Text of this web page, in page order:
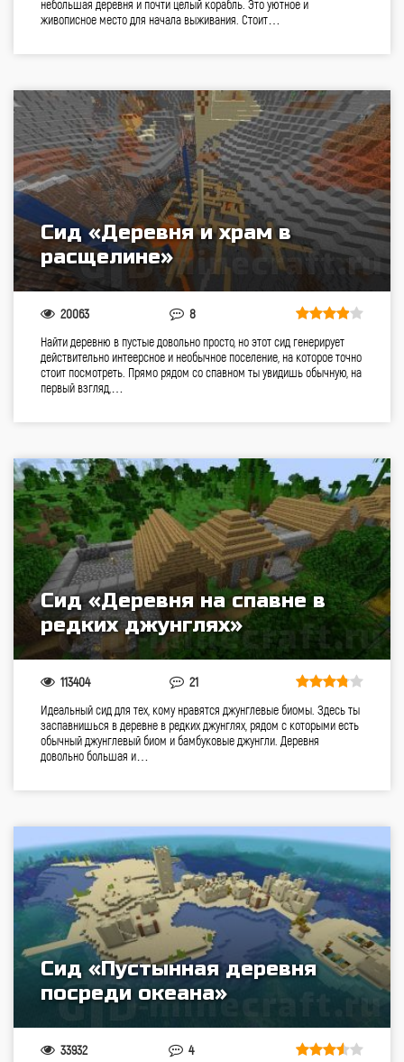
небольшая деревня и почти целый корабль. Это уютное и
живописное место для начала выживания. Стоит…
Сид «Деревня и храм в
расщелине»
20063 8
Найти деревню в пустые довольно просто, но этот сид генерирует
действительно интеерсное и необычное поселение, на которое точно
стоит посмотреть. Прямо рядом со спавном ты увидишь обычную, на
первый взгляд,…
Сид «Деревня на спавне в
редких джунглях»
113404 21
Идеальный сид для тех, кому нравятся джунглевые биомы. Здесь ты
заспавнишься в деревне в редких джунглях, рядом с которыми есть
обычный джунглевый биом и бамбуковые джунгли. Деревня
довольно большая и…
Сид «Пустынная деревня
посреди океана»
33932 4